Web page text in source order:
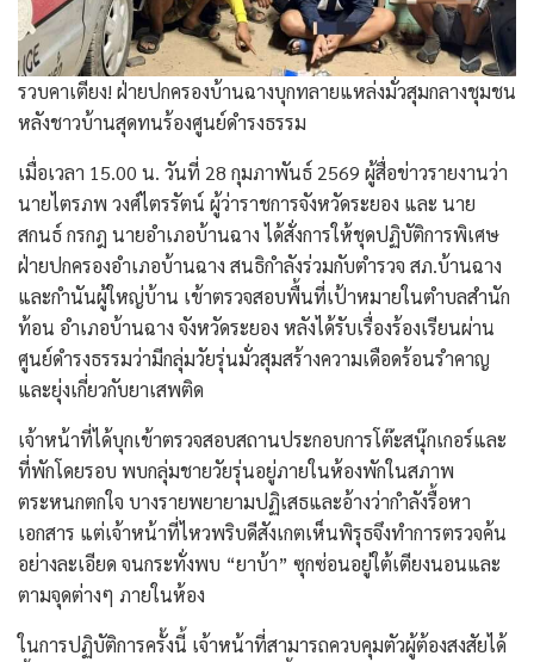
รวบคาเตียง! ฝ่ายปกครองบ้านฉางบุกทลายแหล่งมั่วสุมกลางชุมชน
หลังชาวบ้านสุดทนร้องศูนย์ดำรงธรรม
เมื่อเวลา 15.00 น. วันที่ 28 กุมภาพันธ์ 2569 ผู้สื่อข่าวรายงานว่า
นายไตรภพ วงศ์ไตรรัตน์ ผู้ว่าราชการจังหวัดระยอง และ นาย
สกนธ์ กรกฎ นายอำเภอบ้านฉาง ได้สั่งการให้ชุดปฏิบัติการพิเศษ
ฝ่ายปกครองอำเภอบ้านฉาง สนธิกำลังร่วมกับตำรวจ สภ.บ้านฉาง
และกำนันผู้ใหญ่บ้าน เข้าตรวจสอบพื้นที่เป้าหมายในตำบลสำนัก
ท้อน อำเภอบ้านฉาง จังหวัดระยอง หลังได้รับเรื่องร้องเรียนผ่าน
ศูนย์ดำรงธรรมว่ามีกลุ่มวัยรุ่นมั่วสุมสร้างความเดือดร้อนรำคาญ
และยุ่งเกี่ยวกับยาเสพติด
เจ้าหน้าที่ได้บุกเข้าตรวจสอบสถานประกอบการโต๊ะสนุ๊กเกอร์และ
ที่พักโดยรอบ พบกลุ่มชายวัยรุ่นอยู่ภายในห้องพักในสภาพ
ตระหนกตกใจ บางรายพยายามปฏิเสธและอ้างว่ากำลังรื้อหา
เอกสาร แต่เจ้าหน้าที่ไหวพริบดีสังเกตเห็นพิรุธจึงทำการตรวจค้น
อย่างละเอียด จนกระทั่งพบ “ยาบ้า” ซุกซ่อนอยู่ใต้เตียงนอนและ
ตามจุดต่างๆ ภายในห้อง
ในการปฏิบัติการครั้งนี้ เจ้าหน้าที่สามารถควบคุมตัวผู้ต้องสงสัยได้